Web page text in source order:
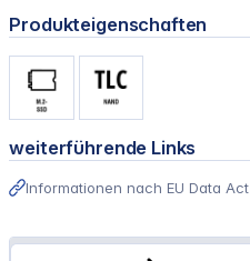
Produkteigenschaften
weiterführende Links
Informationen nach EU Data Act